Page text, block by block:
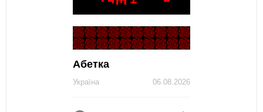
Абетка
06.08.2026
Україна